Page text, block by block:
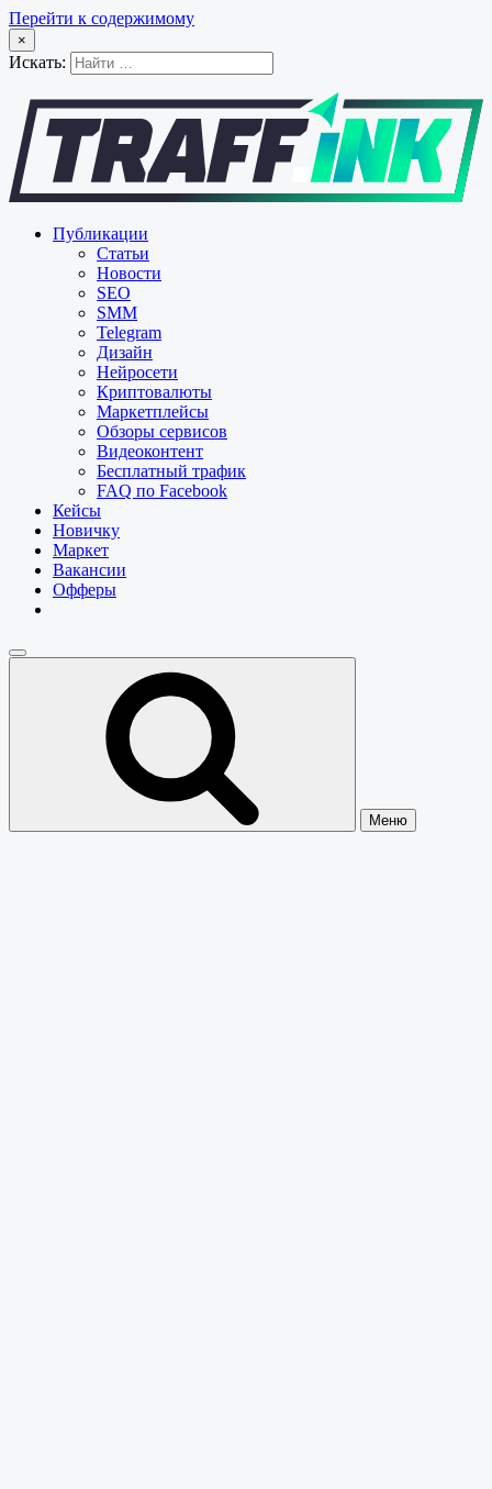
Перейти к содержимому
×
Искать:
Публикации
Статьи
Новости
SEO
SMM
Telegram
Дизайн
Нейросети
Криптовалюты
Маркетплейсы
Обзоры сервисов
Видеоконтент
Бесплатный трафик
FAQ по Facebook
Кейсы
Новичку
Маркет
Вакансии
Офферы
Меню